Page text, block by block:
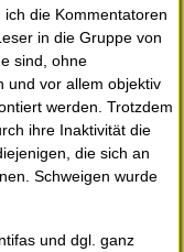
die Kommentatoren
in die Gruppe von
sind, ohne
und vor allem objektiv
werden. Trotzdem
ihre Inaktivität die
die sich an
Schweigen wurde
und dgl. ganz